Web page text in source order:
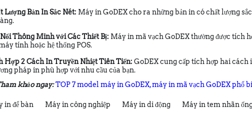
Lượng Bản In Sắc Nét: Máy in GoDEX cho ra những bản in có chất lượng
Thông Minh với Các Thiết Bị: Máy in mã vạch GoDEX thường được tích
tính hoặc hệ thống POS.
Hợp 2 Cách In Truyền Nhiệt Tiên Tiến:GoDEX cung cấp tích hợp hai
pháp in phù hợp với nhu cầu của bạn.
khảo ngay:TOP 7 model máy in GoDEX, máy in mã vạch GoDEX phổ
in để bàn Máy in công nghiệp Máy in di động Máy in tem nhãn